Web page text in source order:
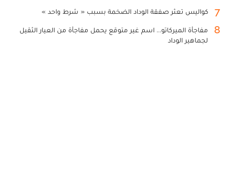
7 كواليس تعثر صفقة الوداد الضخمة بسبب « شرط واحد »
8
مفاجأة الميركاتو... اسم غير متوقع يحمل مفاجأة من العيار الثقيل
لجماهير الوداد